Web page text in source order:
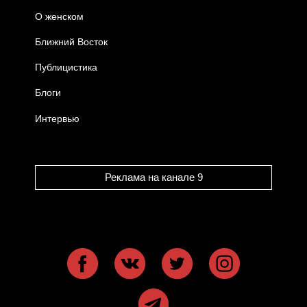
О женском
Ближний Восток
Публицистика
Блоги
Интервью
Реклама на канале 9